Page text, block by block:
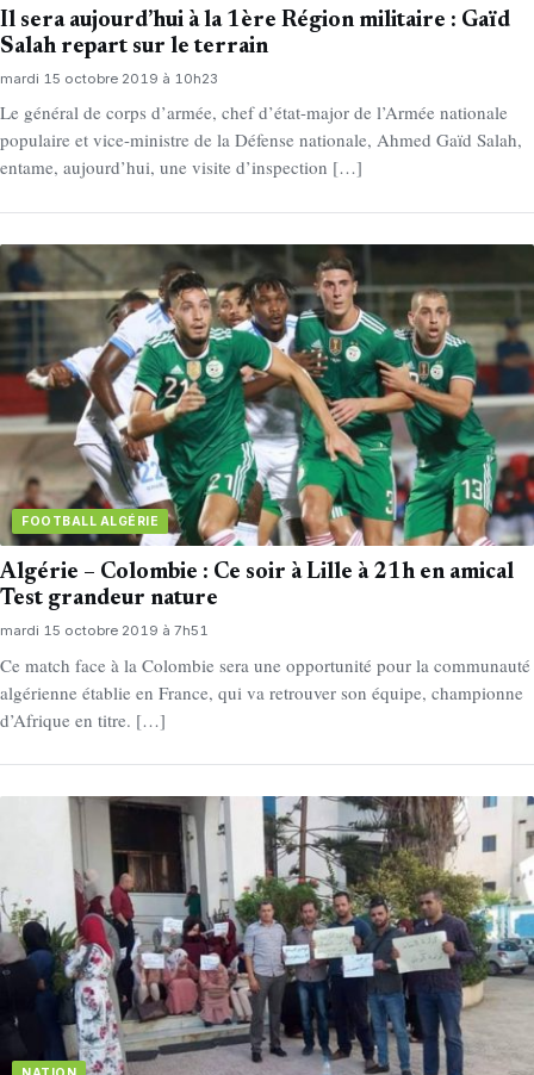
Il sera aujourd’hui à la 1ère Région militaire : Gaïd
Salah repart sur le terrain
mardi 15 octobre 2019 à 10h23
Le général de corps d’armée, chef d’état-major de l’Armée nationale
populaire et vice-ministre de la Défense nationale, Ahmed Gaïd Salah,
entame, aujourd’hui, une visite d’inspection […]
FOOTBALL ALGÉRIE
Algérie – Colombie : Ce soir à Lille à 21h en amical
Test grandeur nature
mardi 15 octobre 2019 à 7h51
Ce match face à la Colombie sera une opportunité pour la communauté
algérienne établie en France, qui va retrouver son équipe, championne
d’Afrique en titre. […]